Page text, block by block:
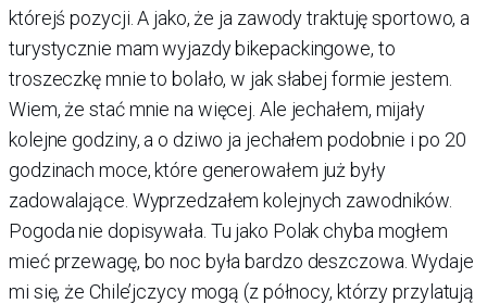
którejś pozycji. A jako, że ja zawody traktuję sportowo, a
turystycznie mam wyjazdy bikepackingowe, to
troszeczkę mnie to bolało, w jak słabej formie jestem.
Wiem, że stać mnie na więcej. Ale jechałem, mijały
kolejne godziny, a o dziwo ja jechałem podobnie i po 20
godzinach moce, które generowałem już były
zadowalające. Wyprzedzałem kolejnych zawodników.
Pogoda nie dopisywała. Tu jako Polak chyba mogłem
mieć przewagę, bo noc była bardzo deszczowa. Wydaje
mi się, że Chile’jczycy mogą (z północy, którzy przylatują